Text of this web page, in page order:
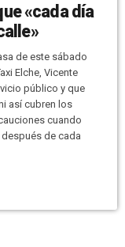
«cada día
de este sábado
Elche, Vicente
público y que
así cubren los
cuando
de cada